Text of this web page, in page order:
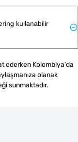
kullanabilir
ederken Kolombiya'da
olanak
sunmaktadır.